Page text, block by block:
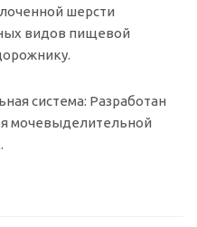
шерсти
видов пищевой
система: Разработан
мочевыделительной